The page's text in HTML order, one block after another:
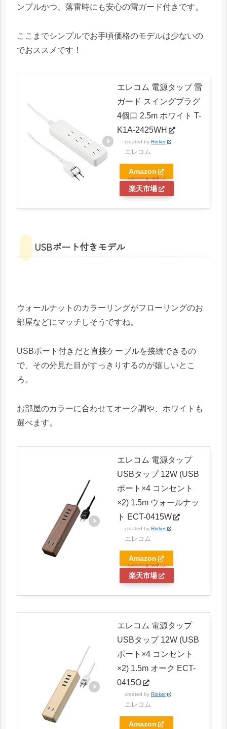
ンプルかつ、落雷時にも安心の雷ガード付きです。
ここまでシンプルでお手頃価格のモデルは少ないの
でおススメです！
エレコム 電源タップ 雷
ガード スイングプラグ
4個口 2.5m ホワイト T-
K1A-2425WH
created by Rinker
エレコム
Amazon
楽天市場
USBポート付きモデル
ウォールナットのカラーリングがフローリングのお
部屋などにマッチしそうですね。
USBポート付きだと直接ケーブルを接続できるの
で、その分見た目がすっきりするのが嬉しいとこ
ろ。
お部屋のカラーに合わせてオーク調や、ホワイトも
選べます。
エレコム 電源タップ
USBタップ 12W (USB
ポート×4 コンセント
×2) 1.5m ウォールナッ
ト ECT-0415W
created by Rinker
エレコム
Amazon
楽天市場
エレコム 電源タップ
USBタップ 12W (USB
ポート×4 コンセント
×2) 1.5m オーク ECT-
0415O
created by Rinker
エレコム
Amazon